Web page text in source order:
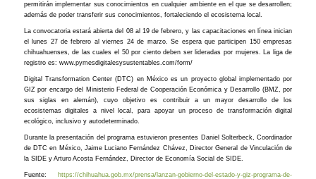
permitirán implementar sus conocimientos en cualquier ambiente en el que se desarrollen;
además de poder transferir sus conocimientos, fortaleciendo el ecosistema local.
La convocatoria estará abierta del 08 al 19 de febrero, y las capacitaciones en línea inician
el lunes 27 de febrero al viernes 24 de marzo. Se espera que participen 150 empresas
chihuahuenses, de las cuales el 50 por ciento deben ser lideradas por mujeres. La liga de
registro es: www.pymesdigitalesysustentables.com/form/
Digital Transformation Center (DTC) en México es un proyecto global implementado por
GIZ por encargo del Ministerio Federal de Cooperación Económica y Desarrollo (BMZ, por
sus siglas en alemán), cuyo objetivo es contribuir a un mayor desarrollo de los
ecosistemas digitales a nivel local, para apoyar un proceso de transformación digital
ecológico, inclusivo y autodeterminado.
Durante la presentación del programa estuvieron presentes Daniel Solterbeck, Coordinador
de DTC en México, Jaime Luciano Fernández Chávez, Director General de Vinculación de
la SIDE y Arturo Acosta Fernández, Director de Economía Social de SIDE.
Fuente: https://chihuahua.gob.mx/prensa/lanzan-gobierno-del-estado-y-giz-programa-de-